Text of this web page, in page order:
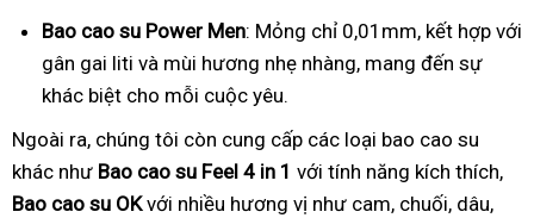
Bao cao su Power Men: Mỏng chỉ 0,01mm, kết hợp với
gân gai liti và mùi hương nhẹ nhàng, mang đến sự
khác biệt cho mỗi cuộc yêu.
Ngoài ra, chúng tôi còn cung cấp các loại bao cao su
khác như Bao cao su Feel 4 in 1 với tính năng kích thích,
Bao cao su OKvới nhiều hương vị như cam, chuối, dâu,